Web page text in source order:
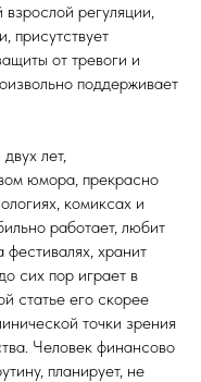
регуляции,
присутствует
от тревоги и
поддерживает
лет,
юмора, прекрасно
комиксах и
работает, любит
фестивалях, хранит
сих пор играет в
статье его скорее
точки зрения
Человек финансово
планирует, не